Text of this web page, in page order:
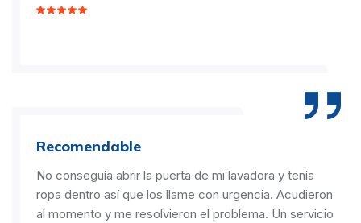
Recomendable
No conseguía abrir la puerta de mi lavadora y tenía
ropa dentro así que los llame con urgencia. Acudieron
al momento y me resolvieron el problema. Un servicio